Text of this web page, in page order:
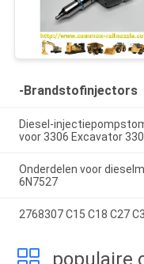
-Brandstofinjectors
Diesel-
voor 3306 Excavator
Onderdelen voor
6N7527
2768307 C15 C18 C27
populaire